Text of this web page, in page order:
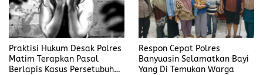
Praktisi Hukum Desak Polres
Matim Terapkan Pasal
Berlapis Kasus Persetubuhan
Respon Cepat Polres
Banyuasin Selamatkan Bayi
Yang Di Temukan Warga